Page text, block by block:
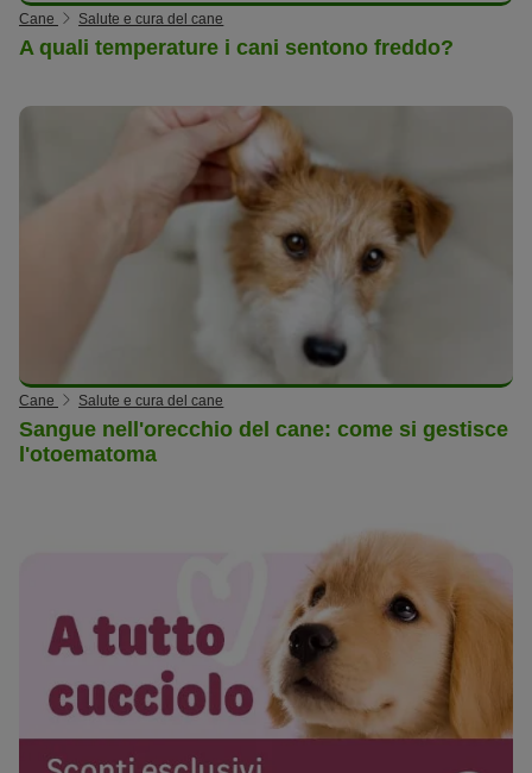
Cane Salute e cura del cane
A quali temperature i cani sentono freddo?
Cane Salute e cura del cane
Sangue nell'orecchio del cane: come si gestisce
l'otoematoma